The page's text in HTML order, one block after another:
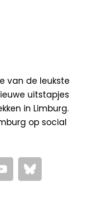
van de leukste
uitstapjes
in Limburg.
op social
Y
o
u